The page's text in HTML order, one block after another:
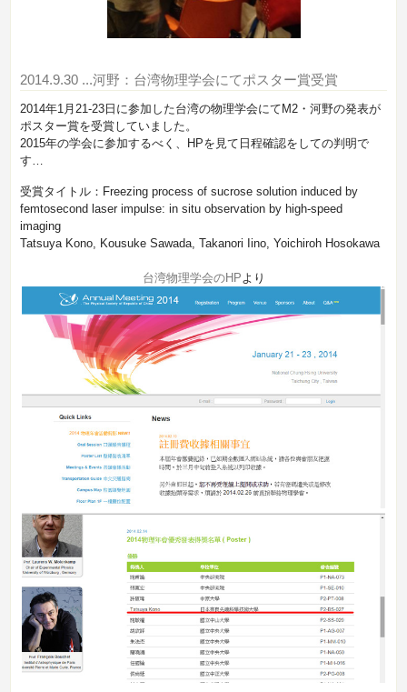
2014.9.30 ...河野：台湾物理学会にてポスター賞受賞
2014年1月21-23日に参加した台湾の物理学会にてM2・河野の発表が
ポスター賞を受賞していました。
2015年の学会に参加するべく、HPを見て日程確認をしての判明で
す…
受賞タイトル：Freezing process of sucrose solution induced by
femtosecond laser impulse: in situ observation by high-speed
imaging
Tatsuya Kono, Kousuke Sawada, Takanori Iino, Yoichiroh Hosokawa
台湾物理学会のHP より